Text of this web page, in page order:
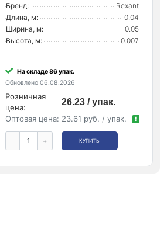
Бренд:
Rexant
Длина, м:
0.04
Ширина, м:
0.05
Высота, м:
0.007
На складе 86 упак.
Обновлено 06.08.2026
Розничная
цена:
26.23 / упак.
Оптовая цена: 23.61 руб. / упак. !
- + КУПИТЬ